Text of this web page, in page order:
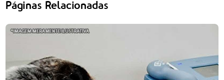
Páginas Relacionadas